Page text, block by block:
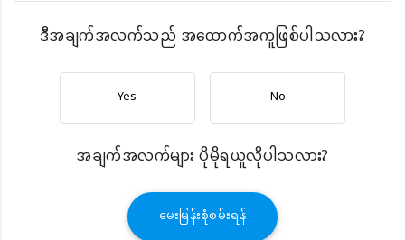
ဒီအချက်အလက်သည် အထောက်အကူဖြစ်ပါသလား?
Yes No
အချက်အလက်များ ပိုမိုရယူလိုပါသလား?
မေးမြန်းစုံစမ်းရန်